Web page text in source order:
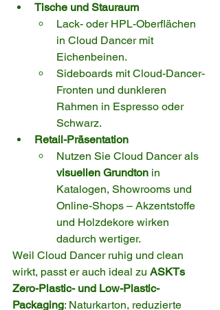
Tische und Stauraum
Lack- oder HPL-Oberflächen
in Cloud Dancer mit
Eichenbeinen.
Sideboards mit Cloud-Dancer-
Fronten und dunkleren
Rahmen in Espresso oder
Schwarz.
Retail-Präsentation
Nutzen Sie Cloud Dancer als
visuellen Grundton in
Katalogen, Showrooms und
Online-Shops – Akzentstoffe
und Holzdekore wirken
dadurch wertiger.
Weil Cloud Dancer ruhig und clean
wirkt, passt er auch ideal zu ASKTs
Zero-Plastic- und Low-Plastic-
Packaging: Naturkarton, reduzierte